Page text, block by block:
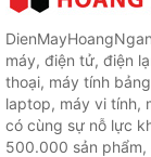
máy, điện tử, điện
thoại, máy tính
laptop, máy vi tính,
có cùng sự nỗ lực
500.000 sản phẩm,